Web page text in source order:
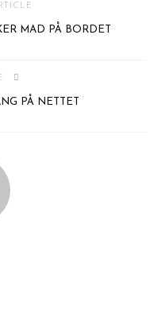
MAD PÅ BORDET
PÅ NETTET